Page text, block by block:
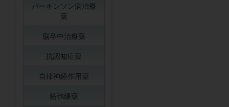
パーキンソン病治療
薬
脳卒中治療薬
抗認知症薬
自律神経作用薬
筋弛緩薬